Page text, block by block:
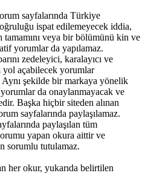
sayfalarında Türkiye
ispat edilemeyecek iddia,
tamamını veya bir bölümünü kin ve
yorumlar da yapılamaz.
zedeleyici, karalayıcı ve
yol açabilecek yorumlar
şekilde bir markaya yönelik
da onaylanmayacak ve
Başka hiçbir siteden alınan
sayfalarında paylaşılamaz.
paylaşılan tüm
yapan okura aittir ve
sorumlu tutulamaz.
her okur, yukarıda belirtilen